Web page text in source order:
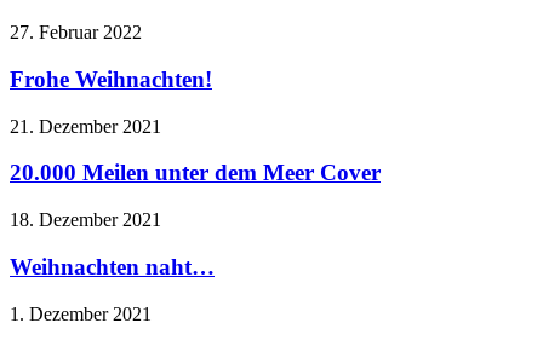
27. Februar 2022
Frohe Weihnachten!
21. Dezember 2021
20.000 Meilen unter dem Meer Cover
18. Dezember 2021
Weihnachten naht…
1. Dezember 2021